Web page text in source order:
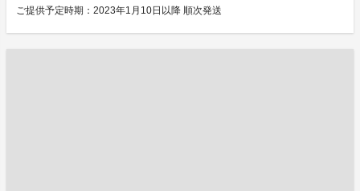
ご提供予定時期：2023年1月10日以降 順次発送